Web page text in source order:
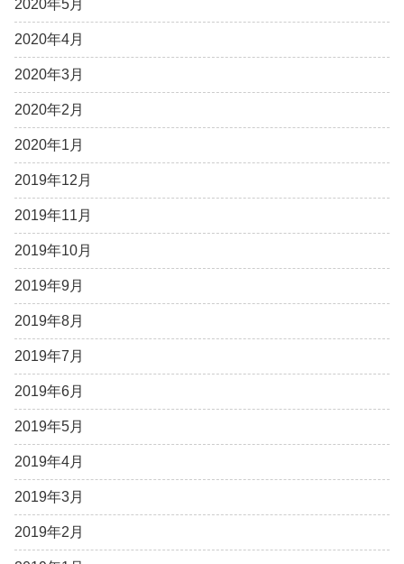
2020年5月
2020年4月
2020年3月
2020年2月
2020年1月
2019年12月
2019年11月
2019年10月
2019年9月
2019年8月
2019年7月
2019年6月
2019年5月
2019年4月
2019年3月
2019年2月